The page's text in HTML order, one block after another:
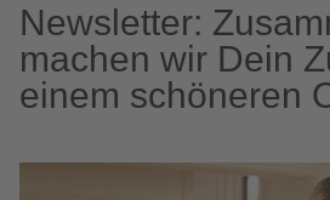
Newsletter:
machen wir Dein
einem schöneren